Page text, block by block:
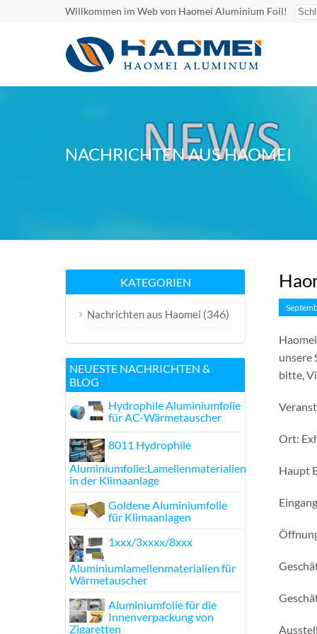
Willkommen im Web von Haomei Aluminium Foil!
NACHRICHTEN AUS HAOMEI
unsere
bitte,
Ort:
Haupt
KATEGORIEN
Nachrichten aus Haomei (346)
NEUESTE NACHRICHTEN &
BLOG
Hydrophile Aluminiumfolie
für AC-Wärmetauscher
8011 Hydrophile
Aluminiumfolie:Lamellenmaterialien
in der Klimaanlage
Goldene Aluminiumfolie
für Klimaanlagen
1xxx/3xxxx/8xxx
Aluminiumlamellenmaterialien für
Wärmetauscher
Aluminiumfolie für die
Innenverpackung von
Zigaretten